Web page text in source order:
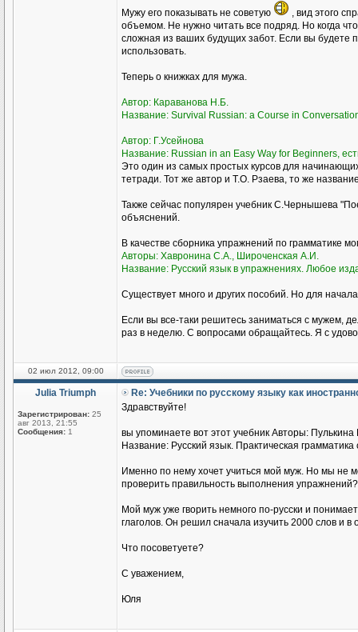
Мужу его показывать не советую
, вид этого
объемом. Не нужно читать все подряд. Но когда
сложная из ваших будущих забот. Если вы будете
использовать.
Теперь о книжках для мужа.
Автор: Караванова Н.Б.
Название: Survival Russian: а Course in
Автор: Г.Усейнова
Название: Russian in an Easy Way for Beginners,
Это один из самых простых курсов для
тетради. Тот же автор и Т.О. Рзаева, то же
Также сейчас популярен учебник С.Чернышева
объяснений.
В качестве сборника упражнений по грамматике
Авторы: Хавронина С.А., Широченская А.И.
Название: Русский язык в упражнениях. Любое
Существует много и других пособий. Но для
Если вы все-таки решитесь заниматься с мужем,
раз в неделю. С вопросами обращайтесь. Я с
02 июл 2012, 09:00
Julia Triumph
Зарегистрирован: 25
авг 2013, 21:55
Сообщения: 1
Re: Учебники по русскому языку как
Здравствуйте!
вы упоминаете вот этот учебник Авторы:
Название: Русский язык. Практическая
Именно по нему хочет учиться мой муж. Но мы не
проверить правильность выполнения упражнений?
Мой муж уже гворить немного по-русски и
глаголов. Он решил сначала изучить 2000 слов и
Что посоветуете?
С уважением,
Юля